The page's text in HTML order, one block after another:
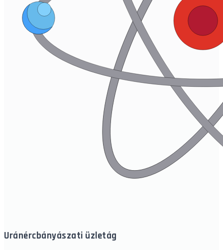
Uránércbányászati üzletág